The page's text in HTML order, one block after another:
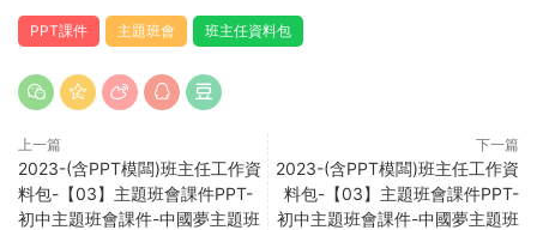
PPT課件 主題班會 班主任資料包
上一篇
2023-(含PPT模闆)班主任工作資
料包-【03】主題班會課件PPT-
初中主題班會課件-中國夢主題班
下一篇
2023-(含PPT模闆)班主任工作資
料包-【03】主題班會課件PPT-
初中主題班會課件-中國夢主題班